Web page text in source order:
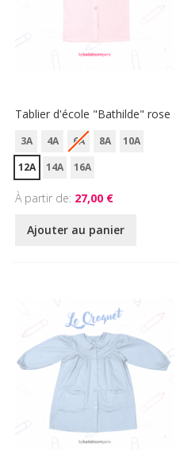
Tablier d'école "Bathilde" rose
3A 4A 6A 8A
10A
12A
14A 16A
À partir de 27,00 €
Ajouter au panier